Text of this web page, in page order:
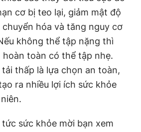
cơ bị teo lại, giảm mật độ
hóa và tăng nguy cơ
không thể tập nặng thì
toàn có thể tập nhẹ.
thấp là lựa chọn an toàn,
ra nhiều lợi ích sức khỏe
sức khỏe mời bạn xem